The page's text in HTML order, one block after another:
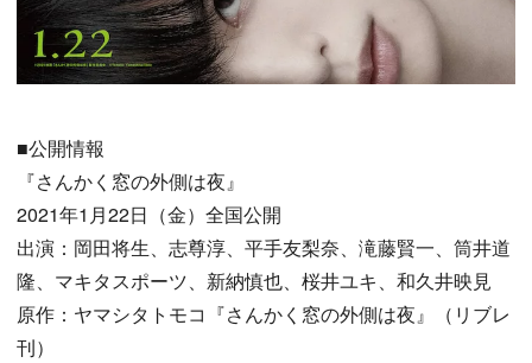
■公開情報
『さんかく窓の外側は夜』
2021年1月22日（金）全国公開
出演：岡田将生、志尊淳、平手友梨奈、滝藤賢一、筒井道
隆、マキタスポーツ、新納慎也、桜井ユキ、和久井映見
原作：ヤマシタトモコ『さんかく窓の外側は夜』（リブレ
刊）